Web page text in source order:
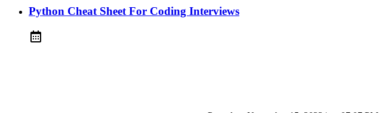
Python Cheat Sheet For Coding Interviews